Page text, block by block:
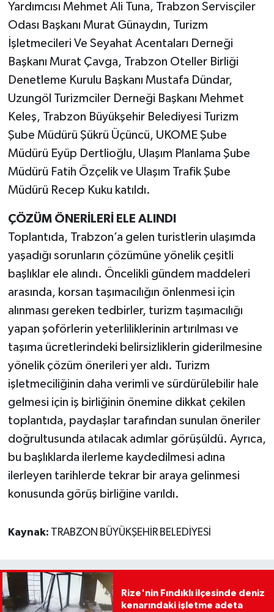
Yardımcısı Mehmet Ali Tuna, Trabzon Servisçiler
Odası Başkanı Murat Günaydın, Turizm
İşletmecileri Ve Seyahat Acentaları Derneği
Başkanı Murat Çavga, Trabzon Oteller Birliği
Denetleme Kurulu Başkanı Mustafa Dündar,
Uzungöl Turizmciler Derneği Başkanı Mehmet
Keleş, Trabzon Büyükşehir Belediyesi Turizm
Şube Müdürü Şükrü Üçüncü, UKOME Şube
Müdürü Eyüp Dertlioğlu, Ulaşım Planlama Şube
Müdürü Fatih Özçelik ve Ulaşım Trafik Şube
Müdürü Recep Kuku katıldı.
ÇÖZÜM ÖNERİLERİ ELE ALINDI
Toplantıda, Trabzon’a gelen turistlerin ulaşımda
yaşadığı sorunların çözümüne yönelik çeşitli
başlıklar ele alındı. Öncelikli gündem maddeleri
arasında, korsan taşımacılığın önlenmesi için
alınması gereken tedbirler, turizm taşımacılığı
yapan şoförlerin yeterliliklerinin artırılması ve
taşıma ücretlerindeki belirsizliklerin giderilmesine
yönelik çözüm önerileri yer aldı. Turizm
işletmeciliğinin daha verimli ve sürdürülebilir hale
gelmesi için iş birliğinin önemine dikkat çekilen
toplantıda, paydaşlar tarafından sunulan öneriler
doğrultusunda atılacak adımlar görüşüldü. Ayrıca,
bu başlıklarda ilerleme kaydedilmesi adına
ilerleyen tarihlerde tekrar bir araya gelinmesi
konusunda görüş birliğine varıldı.
Kaynak: TRABZON BÜYÜKŞEHİR BELEDİYESİ
Rize'nin Fındıklı ilçesinde deniz
kenarındaki işletme adeta